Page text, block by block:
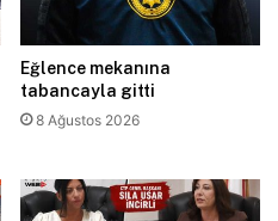
Eğlence mekanına
tabancayla gitti
8 Ağustos 2026